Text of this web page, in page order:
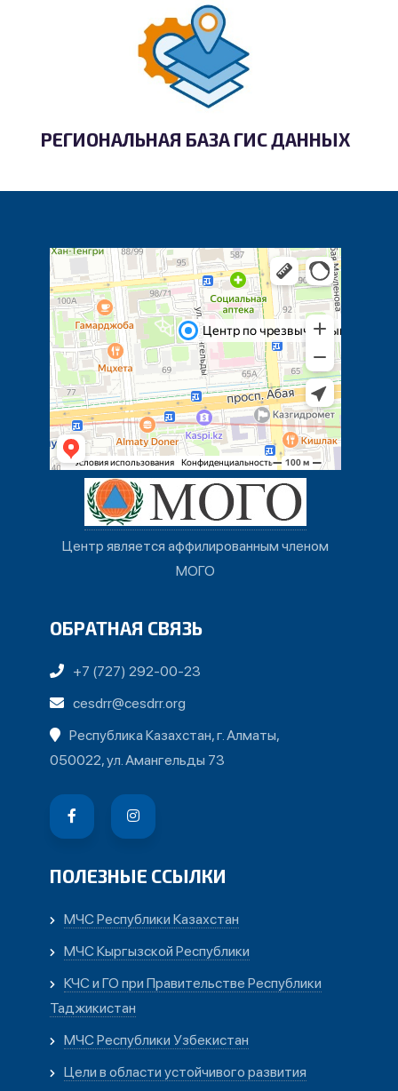
РЕГИОНАЛЬНАЯ БАЗА ГИС ДАННЫХ
Центр является аффилированным членом
МОГО
ОБРАТНАЯ СВЯЗЬ
+7 (727) 292-00-23
cesdrr@cesdrr.org
Республика Казахстан, г. Алматы,
050022, ул. Амангельды 73
ПОЛЕЗНЫЕ ССЫЛКИ
МЧС Республики Казахстан
МЧС Кыргызской Республики
КЧС и ГО при Правительстве Республики
Таджикистан
МЧС Республики Узбекистан
Цели в области устойчивого развития